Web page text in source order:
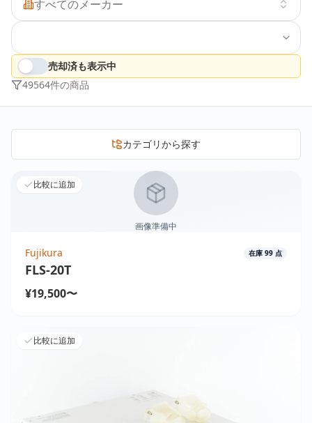
すべてのメーカー
売却済も表示中
49564件の商品
カテゴリから探す
比較に追加
画像準備中
Fujikura 在庫 99 点
FLS-20T
¥19,500〜
比較に追加